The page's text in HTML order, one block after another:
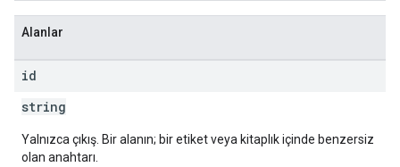
Alanlar
id
string
Yalnızca çıkış. Bir alanın; bir etiket veya kitaplık içinde benzersiz
olan anahtarı.